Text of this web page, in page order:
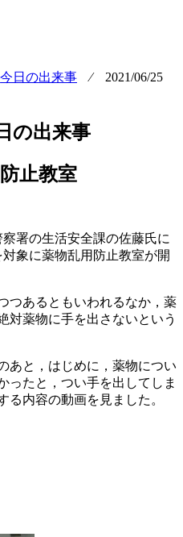
今日の出来事 ⁄ 2021/06/25
の出来事
止教室
署の生活安全課の佐藤氏に
象に薬物乱用防止教室が開
つあるともいわれるなか，薬
対薬物に手を出さないという
あと，はじめに，薬物につい
ったと，つい手を出してしま
る内容の動画を見ました。